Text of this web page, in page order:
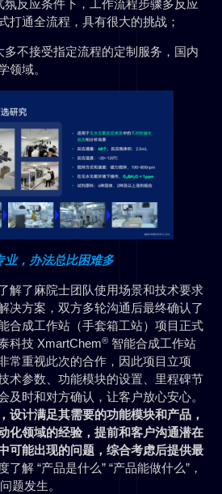
反应条件下，工作流程步骤多反应
打通全流程，具有很大的挑战；
多不接受指定流程的定制服务，国内
领域。
业，办法总比困难多
解了麻院士团队使用场景和技术要求
决方案，双方多轮沟通后最终确认了
合成工作站（手套箱工站）项目正式
科技 XmartChem® 智能合成工作站
常重视此次的合作，因此项目立项
术参数、功能模块的设置、里程碑节
及时和对方确认，让客户放心安心。
设计满足其需要的功能模块和产品，
化领域的经验，提前和客户沟通潜在
可能出现的问题，综合考虑后提供最
了解 “产品是什么” “产品能做什么”，
题发生。